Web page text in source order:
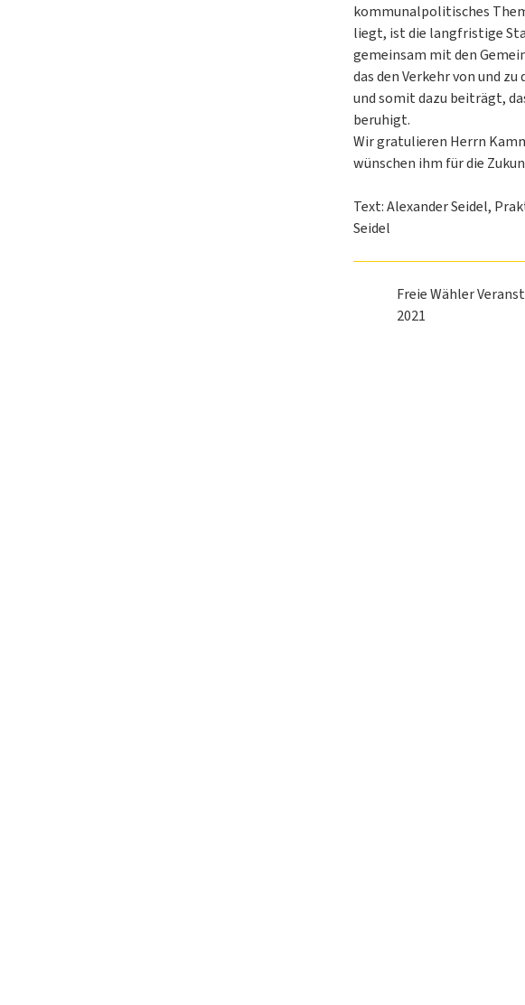
kommunalpolitisches
liegt, ist die langfristige
gemeinsam mit den
das den Verkehr von und
und somit dazu beiträgt,
beruhigt.
Wir gratulieren Herrn
wünschen ihm für die
Text: Alexander Seidel,
Seidel
Freie Wähler
2021